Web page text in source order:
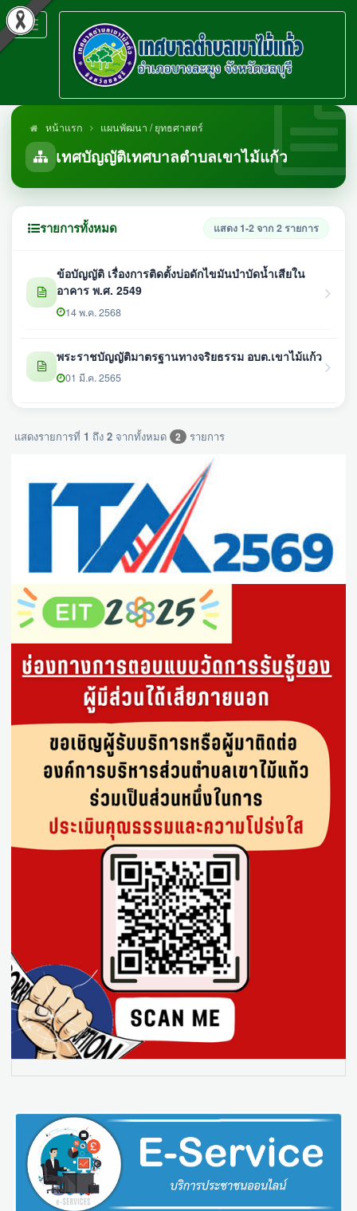
Toggle
navigation
หน้าแรก แผนพัฒนา / ยุทธศาสตร์
เทศบัญญัติเทศบาลตำบลเขาไม้แก้ว
รายการทั้งหมด แสดง 1-2 จาก 2 รายการ
ข้อบัญญัติ เรื่องการติดตั้งบ่อดักไขมันบำบัดน้ำเสียใน
อาคาร พ.ศ. 2549
14 พ.ค. 2568
พระราชบัญญัติมาตรฐานทางจริยธรรม อบต.เขาไม้แก้ว
01 มี.ค. 2565
แสดงรายการที่ 1 ถึง 2 จากทั้งหมด 2 รายการ